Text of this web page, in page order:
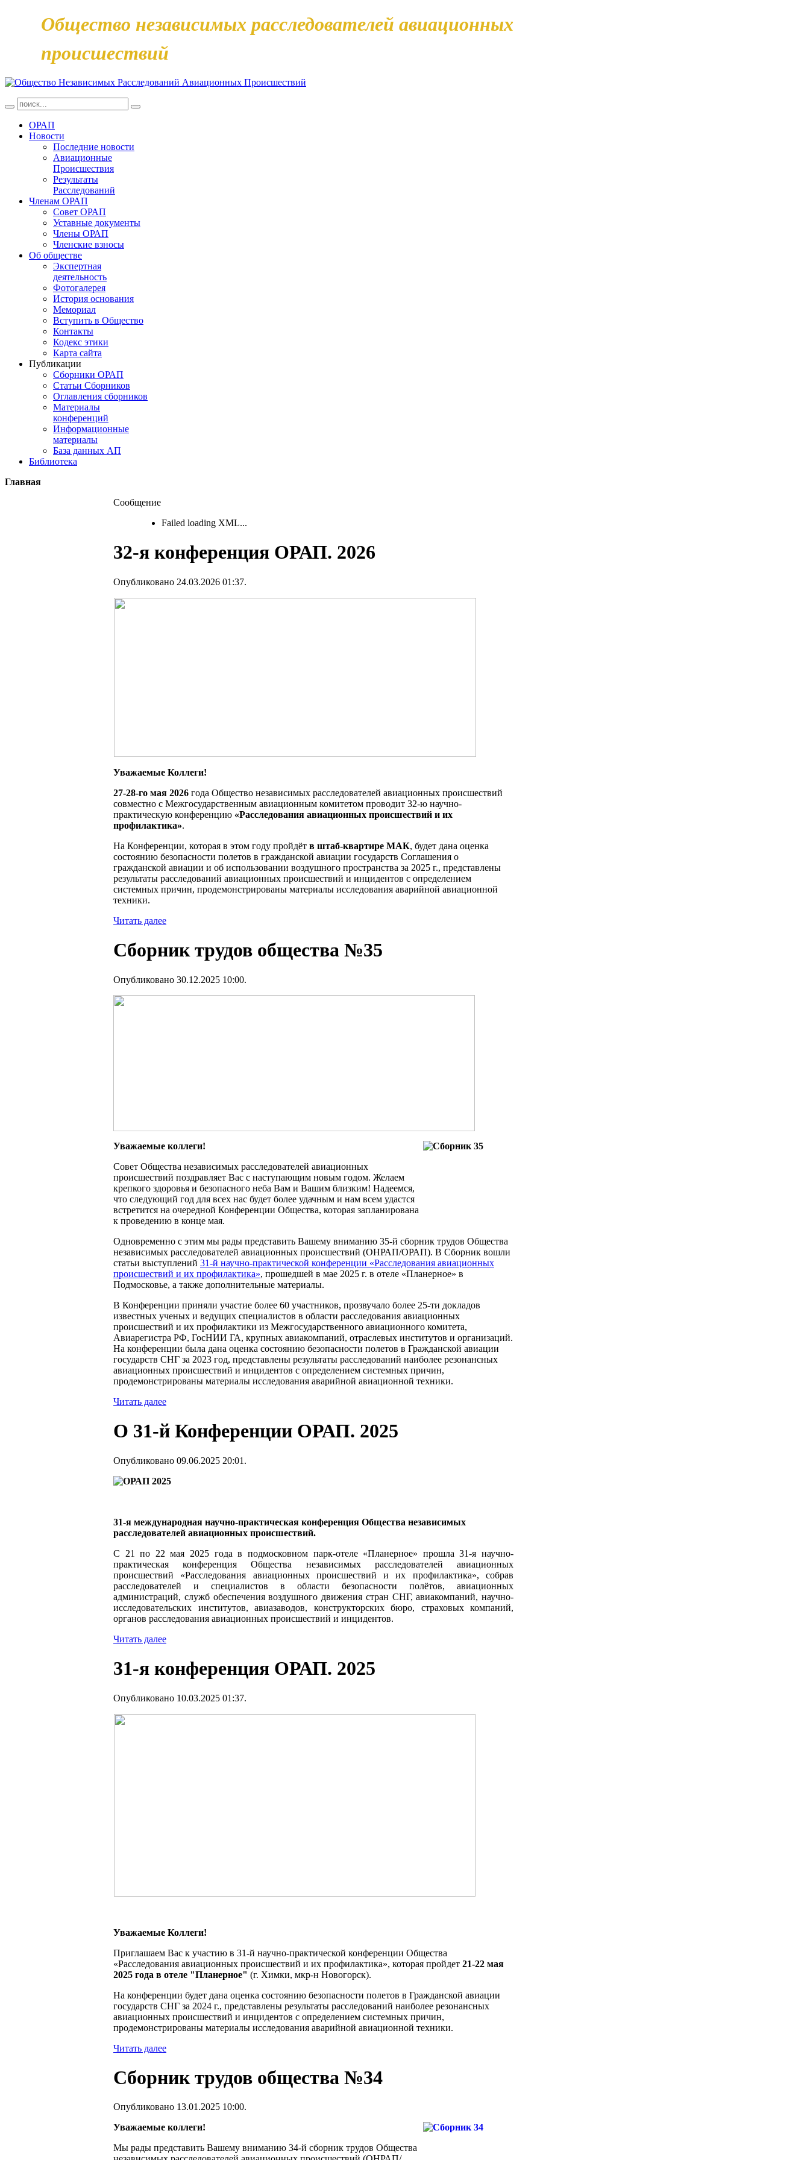
Общество независимых расследователей авиационных
происшествий
ОРАП
Новости
Последние новости
Авиационные
Происшествия
Результаты
Расследований
Членам ОРАП
Совет ОРАП
Уставные документы
Члены ОРАП
Членские взносы
Об обществе
Экспертная
деятельность
Фотогалерея
История основания
Мемориал
Вступить в Общество
Контакты
Кодекс этики
Карта сайта
Публикации
Сборники ОРАП
Статьи Сборников
Оглавления сборников
Материалы
конференций
Информационные
материалы
База данных АП
Библиотека
Главная
Сообщение
Failed loading XML...
32-я конференция ОРАП. 2026
Опубликовано 24.03.2026 01:37.
Уважаемые Коллеги!
27-28-го мая 2026 года Общество независимых расследователей авиационных происшествий
совместно с Межгосударственным авиационным комитетом проводит 32-ю научно-
практическую конференцию «Расследования авиационных происшествий и их
профилактика».
На Конференции, которая в этом году пройдёт в штаб-квартире МАК, будет дана оценка
состоянию безопасности полетов в гражданской авиации государств Соглашения о
гражданской авиации и об использовании воздушного пространства за 2025 г., представлены
результаты расследований авиационных происшествий и инцидентов с определением
системных причин, продемонстрированы материалы исследования аварийной авиационной
техники.
Читать далее
Сборник трудов общества №35
Опубликовано 30.12.2025 10:00.
Уважаемые коллеги!
Совет Общества независимых расследователей авиационных
происшествий поздравляет Вас с наступающим новым годом. Желаем
крепкого здоровья и безопасного неба Вам и Вашим близким! Надеемся,
что следующий год для всех нас будет более удачным и нам всем удастся
встретится на очередной Конференции Общества, которая запланирована
к проведению в конце мая.
Одновременно с этим мы рады представить Вашему вниманию 35-й сборник трудов Общества
независимых расследователей авиационных происшествий (ОНРАП/ОРАП). В Сборник вошли
статьи выступлений 31-й научно-практической конференции «Расследования авиационных
происшествий и их профилактика», прошедшей в мае 2025 г. в отеле «Планерное» в
Подмосковье, а также дополнительные материалы.
В Конференции приняли участие более 60 участников, прозвучало более 25-ти докладов
известных ученых и ведущих специалистов в области расследования авиационных
происшествий и их профилактики из Межгосударственного авиационного комитета,
Авиарегистра РФ, ГосНИИ ГА, крупных авиакомпаний, отраслевых институтов и организаций.
На конференции была дана оценка состоянию безопасности полетов в Гражданской авиации
государств СНГ за 2023 год, представлены результаты расследований наиболее резонансных
авиационных происшествий и инцидентов с определением системных причин,
продемонстрированы материалы исследования аварийной авиационной техники.
Читать далее
О 31-й Конференции ОРАП. 2025
Опубликовано 09.06.2025 20:01.
31-я международная научно-практическая конференция Общества независимых
расследователей авиационных происшествий.
С 21 по 22 мая 2025 года в подмосковном парк-отеле «Планерное» прошла 31-я научно-
практическая конференция Общества независимых расследователей авиационных
происшествий «Расследования авиационных происшествий и их профилактика», собрав
расследователей и специалистов в области безопасности полётов, авиационных
администраций, служб обеспечения воздушного движения стран СНГ, авиакомпаний, научно-
исследовательских институтов, авиазаводов, конструкторских бюро, страховых компаний,
органов расследования авиационных происшествий и инцидентов.
Читать далее
31-я конференция ОРАП. 2025
Опубликовано 10.03.2025 01:37.
Уважаемые Коллеги!
Приглашаем Вас к участию в 31-й научно-практической конференции Общества
«Расследования авиационных происшествий и их профилактика», которая пройдет 21-22 мая
2025 года в отеле "Планерное" (г. Химки, мкр-н Новогорск).
На конференции будет дана оценка состоянию безопасности полетов в Гражданской авиации
государств СНГ за 2024 г., представлены результаты расследований наиболее резонансных
авиационных происшествий и инцидентов с определением системных причин,
продемонстрированы материалы исследования аварийной авиационной техники.
Читать далее
Сборник трудов общества №34
Опубликовано 13.01.2025 10:00.
Уважаемые коллеги!
Мы рады представить Вашему вниманию 34-й сборник трудов Общества